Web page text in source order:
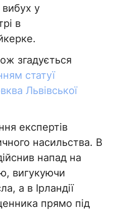
у
в
згадується
статуї
Львівської
експертів
насильства. В
напад на
вигукуючи
а в Ірландії
прямо під